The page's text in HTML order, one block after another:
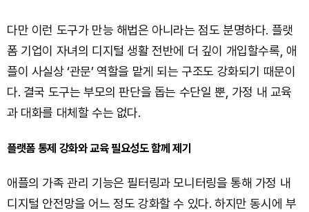
다만 이런 도구가 만능 해법은 아니라는 점도 분명하다. 플랫
폼 기업이 자녀의 디지털 생활 전반에 더 깊이 개입할수록, 애
플이 사실상 ‘관문’ 역할을 맡게 되는 구조도 강화되기 때문이
다. 결국 도구는 부모의 판단을 돕는 수단일 뿐, 가정 내 교육
과 대화를 대체할 수는 없다.
플랫폼 통제 강화와 교육 필요성도 함께 제기
애플의 가족 관리 기능은 필터링과 모니터링을 통해 가정 내
디지털 안전망을 어느 정도 강화할 수 있다. 하지만 동시에 부